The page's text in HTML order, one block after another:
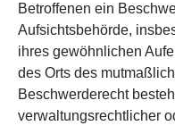
Betroffenen ein
Aufsichtsbehörde,
ihres gewöhnlichen
des Orts des
Beschwerderecht
verwaltungsrechtlicher